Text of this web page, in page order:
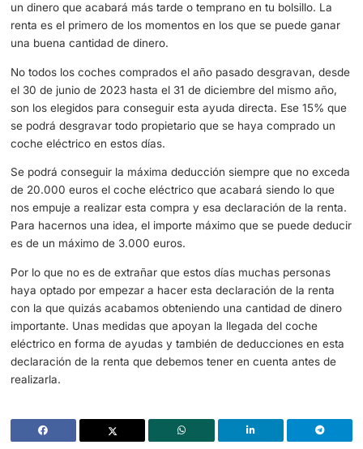
renta.
Podrás desgravar con tu coche eléctrico
será lo que marque una declaración de la renta que te
suponer un dinero de más en tu bolsillo. Este año se
desgravar un 15% del precio de tu coche eléctrico que
tener en cuenta antes de hacer la declaración de la
Al plan MOVES III le sumaremos esta deducción, con lo
coche eléctrico te puede dar más de una alegría de la
un dinero que acabará más tarde o temprano en tu
renta es el primero de los momentos en los que se
una buena cantidad de dinero.
No todos los coches comprados el año pasado
el 30 de junio de 2023 hasta el 31 de diciembre del
son los elegidos para conseguir esta ayuda directa. Ese
se podrá desgravar todo propietario que se haya
coche eléctrico en estos días.
Se podrá conseguir la máxima deducción siempre que
de 20.000 euros el coche eléctrico que acabará siendo